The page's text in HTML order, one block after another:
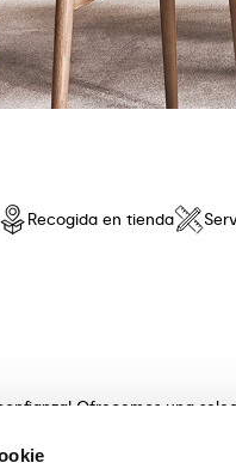
Recogida en tienda
Ofrecemos una
y una comodidad